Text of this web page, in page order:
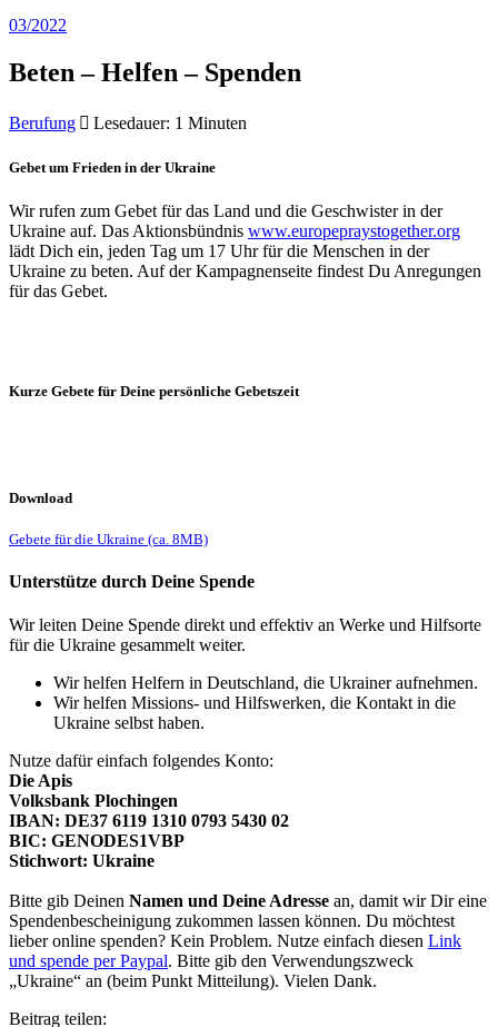
03/2022
Beten – Helfen – Spenden
Berufung Lesedauer: 1 Minuten
Gebet um Frieden in der Ukraine
Wir rufen zum Gebet für das Land und die Geschwister in der
Ukraine auf. Das Aktionsbündnis www.europepraystogether.org
lädt Dich ein, jeden Tag um 17 Uhr für die Menschen in der
Ukraine zu beten. Auf der Kampagnenseite findest Du Anregungen
für das Gebet.
Kurze Gebete für Deine persönliche Gebetszeit
Download
Gebete für die Ukraine (ca. 8MB)
Unterstütze durch Deine Spende
Wir leiten Deine Spende direkt und effektiv an Werke und Hilfsorte
für die Ukraine gesammelt weiter.
Wir helfen Helfern in Deutschland, die Ukrainer aufnehmen.
Wir helfen Missions- und Hilfswerken, die Kontakt in die
Ukraine selbst haben.
Nutze dafür einfach folgendes Konto:
Die Apis
Volksbank Plochingen
IBAN: DE37 6119 1310 0793 5430 02
BIC: GENODES1VBP
Stichwort: Ukraine
Bitte gib Deinen Namen und Deine Adresse an, damit wir Dir eine
Spendenbescheinigung zukommen lassen können. Du möchtest
lieber online spenden? Kein Problem. Nutze einfach diesen Link
und spende per Paypal. Bitte gib den Verwendungszweck
„Ukraine“ an (beim Punkt Mitteilung). Vielen Dank.
Beitrag teilen: